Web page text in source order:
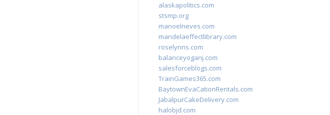
alaskapolitics.com
stsmp.org
manoelneves.com
mandelaeffectlibrary.com
roselynns.com
balanceyoganj.com
salesforceblogs.com
TrainGames365.com
BaytownEvaCationRentals.com
JabalpurCakeDelivery.com
halobjd.com